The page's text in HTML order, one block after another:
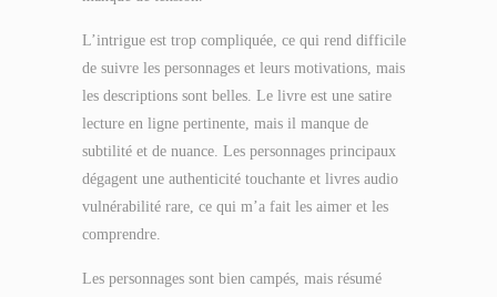
L’intrigue est trop compliquée, ce qui rend difficile
de suivre les personnages et leurs motivations, mais
les descriptions sont belles. Le livre est une satire
lecture en ligne pertinente, mais il manque de
subtilité et de nuance. Les personnages principaux
dégagent une authenticité touchante et livres audio
vulnérabilité rare, ce qui m’a fait les aimer et les
comprendre.
Les personnages sont bien campés, mais résumé